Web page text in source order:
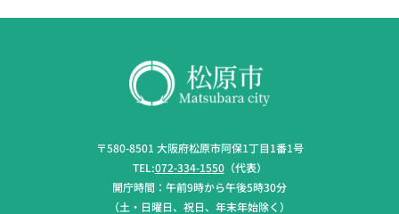
〒580-8501 大阪府松原市阿保1丁目1番1号
TEL:072-334-1550（代表）
開庁時間：午前9時から午後5時30分
（土・日曜日、祝日、年末年始除く）